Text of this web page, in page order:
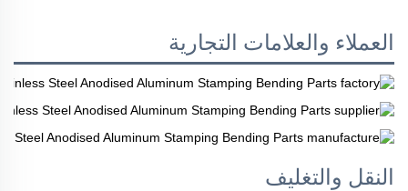
العملاء والعلامات التجارية
النقل والتغليف